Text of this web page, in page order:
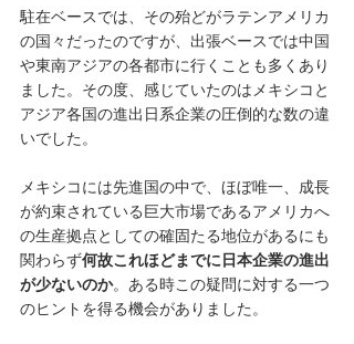
駐在ベースでは、その殆どがラテンアメリカ
の国々だったのですが、出張ベースでは中国
や東南アジアの各都市に行くことも多くあり
ました。その度、感じていたのはメキシコと
アジア各国の進出日系企業の圧倒的な数の違
いでした。
メキシコには先進国の中で、ほぼ唯一、成長
が約束されている巨大市場であるアメリカへ
の生産拠点としての確固たる地位があるにも
関わらず何故これほどまでに日本企業の進出
が少ないのか。ある時この疑問に対する一つ
のヒントを得る機会がありました。